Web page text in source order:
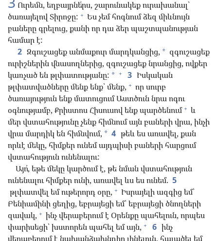
Ուրեմն, եղբայրնե՛րս, շարունակեք ուրախանալ՝
ծառայելով Տիրոջը: + Ես չեմ հոգնում ձեզ միևնույն
բաները գրելուց, քանի որ դա ձեր պաշտպանության
համար է:
2 Զգուշացեք անմաքուր մարդկանցից, * զգուշացեք
ուրիշներին վնասողներից, զգուշացեք նրանցից, ովքեր
կառչած են թլփատությանը: * + 3 Իսկական
թլփատվածները մենք ենք՝ մենք, + որ սուրբ
ծառայություն ենք մատուցում Աստծուն նրա ոգու
օգնությամբ, Քրիստոս Հիսուսով ենք պարծենում + և
մեր վստահությունը չենք հիմնում այն բաների վրա, ինչի
վրա մարդիկ են հիմնվում, * 4 թեև ես առավել, քան
որևէ մեկը, հիմքեր ունեմ այդպիսի բաների հարցում
վստահություն ունենալու:
Այո՛, եթե մեկը կարծում է, թե նման վստահություն
ունենալու հիմքեր ունի, առավել ևս ես ունեմ. 5
թլփատվել եմ ութերորդ օրը, + Իսրայելի ազգից եմ՝
Բենիամինի ցեղից, եբրայեցի եմ՝ եբրայեցի ծնողների
զավակ, + ինչ վերաբերում է Օրենքը պահելուն, որպես
փարիսեցի՝ խստորեն պահել եմ այն, + 6 ինչ
վերաբերում է նախանձախնդիր լինելուն, հալածել եմ